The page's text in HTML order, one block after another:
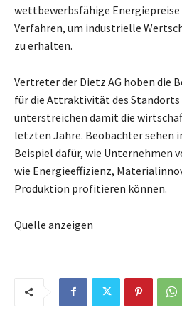
wettbewerbsfähige Energiepreise
Verfahren, um industrielle
zu erhalten.
Vertreter der Dietz AG hoben die
für die Attraktivität des Standorts
unterstreichen damit die
letzten Jahre. Beobachter sehen
Beispiel dafür, wie Unternehmen
wie Energieeffizienz,
Produktion profitieren können.
Quelle anzeigen